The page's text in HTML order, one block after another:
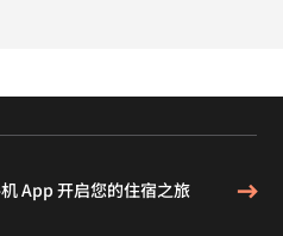
App 开启您的住宿之旅